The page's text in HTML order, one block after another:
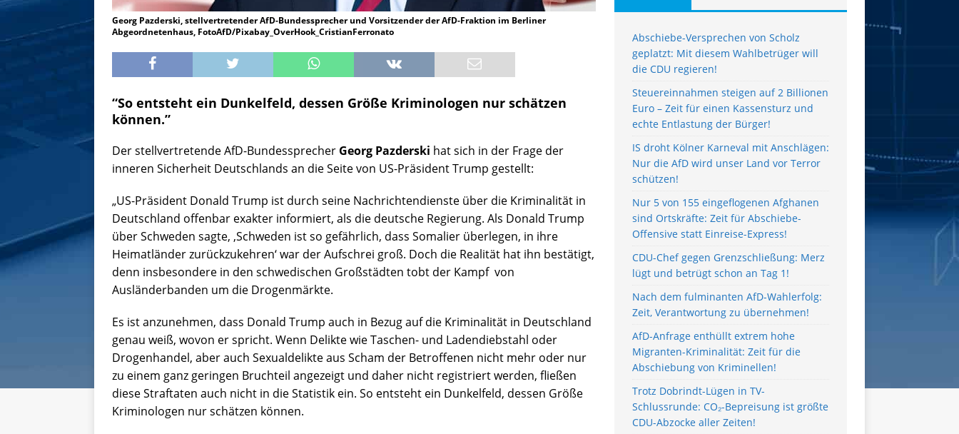
Georg Pazderski, stellvertretender AfD-Bundessprecher und Vorsitzender der AfD-Fraktion im Berliner
Abgeordnetenhaus, FotoAfD/Pixabay_OverHook_CristianFerronato
“So entsteht ein Dunkelfeld, dessen Größe Kriminologen nur schätzen
können.”
Der stellvertretende AfD-Bundessprecher Georg Pazderski hat sich in der Frage der
inneren Sicherheit Deutschlands an die Seite von US-Präsident Trump gestellt:
„US-Präsident Donald Trump ist durch seine Nachrichtendienste über die Kriminalität in
Deutschland offenbar exakter informiert, als die deutsche Regierung. Als Donald Trump
über Schweden sagte, ‚Schweden ist so gefährlich, dass Somalier überlegen, in ihre
Heimatländer zurückzukehren‘ war der Aufschrei groß. Doch die Realität hat ihn bestätigt,
denn insbesondere in den schwedischen Großstädten tobt der Kampf von
Ausländerbanden um die Drogenmärkte.
Es ist anzunehmen, dass Donald Trump auch in Bezug auf die Kriminalität in Deutschland
genau weiß, wovon er spricht. Wenn Delikte wie Taschen- und Ladendiebstahl oder
Drogenhandel, aber auch Sexualdelikte aus Scham der Betroffenen nicht mehr oder nur
zu einem ganz geringen Bruchteil angezeigt und daher nicht registriert werden, fließen
diese Straftaten auch nicht in die Statistik ein. So entsteht ein Dunkelfeld, dessen Größe
Kriminologen nur schätzen können.
Abschiebe-Versprechen von Scholz
geplatzt: Mit diesem Wahlbetrüger will
die CDU regieren!
Steuereinnahmen steigen auf 2 Billionen
Euro – Zeit für einen Kassensturz und
echte Entlastung der Bürger!
IS droht Kölner Karneval mit Anschlägen:
Nur die AfD wird unser Land vor Terror
schützen!
Nur 5 von 155 eingeflogenen Afghanen
sind Ortskräfte: Zeit für Abschiebe-
Offensive statt Einreise-Express!
CDU-Chef gegen Grenzschließung: Merz
lügt und betrügt schon an Tag 1!
Nach dem fulminanten AfD-Wahlerfolg:
Zeit, Verantwortung zu übernehmen!
AfD-Anfrage enthüllt extrem hohe
Migranten-Kriminalität: Zeit für die
Abschiebung von Kriminellen!
Trotz Dobrindt-Lügen in TV-
Schlussrunde: CO₂-Bepreisung ist größte
CDU-Abzocke aller Zeiten!